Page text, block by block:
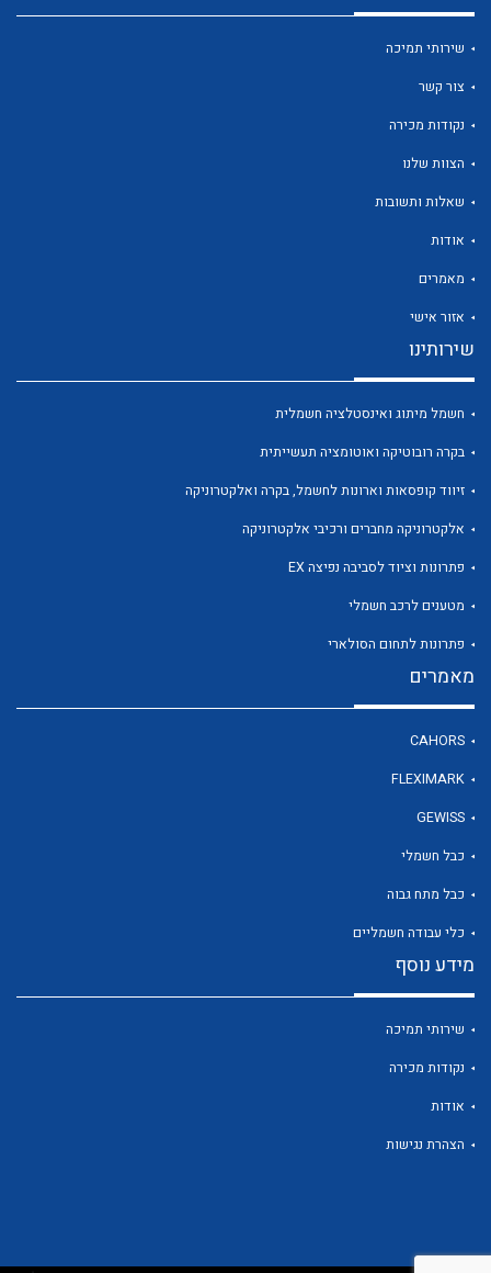
לכל מוצרי היצרן
לכל מוצרי היצרן
לכל מוצרי היצרן
לכל מוצרי היצרן
שירותי תמיכה
צור קשר
נקודות מכירה
הצוות שלנו
שאלות ותשובות
אודות
מאמרים
אזור אישי
שירותינו
חשמל מיתוג ואינסטלציה חשמלית
בקרה רובוטיקה ואוטומציה תעשייתית
זיווד קופסאות וארונות לחשמל, בקרה ואלקטרוניקה
אלקטרוניקה מחברים ורכיבי אלקטרוניקה
פתרונות וציוד לסביבה נפיצה EX
מטענים לרכב חשמלי
פתרונות לתחום הסולארי
מאמרים
CAHORS
FLEXIMARK
GEWISS
כבל חשמלי
כבל מתח גבוה
כלי עבודה חשמליים
מידע נוסף
שירותי תמיכה
נקודות מכירה
אודות
הצהרת נגישות